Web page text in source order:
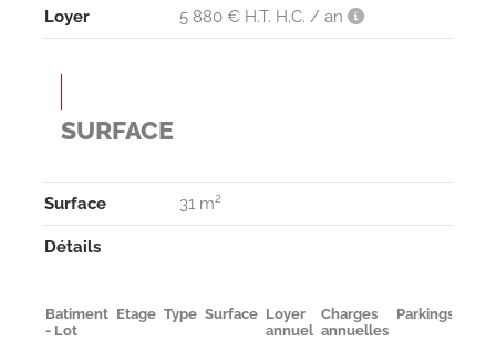
Loyer 5 880 € H.T. H.C. / an
SURFACE
Surface 31 m²
Détails
Batiment
- Lot
Etage Type Surface Loyer
annuel
Charges
annuelles
Parkings